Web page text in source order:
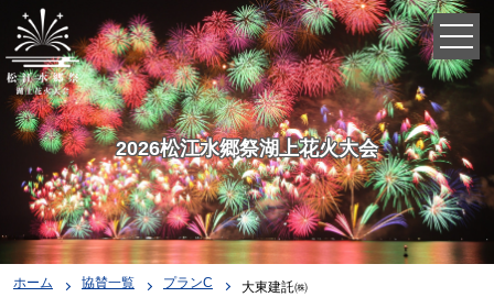
2026松江水郷祭湖上花火大会
ホーム 協賛一覧 プランC 大東建託㈱